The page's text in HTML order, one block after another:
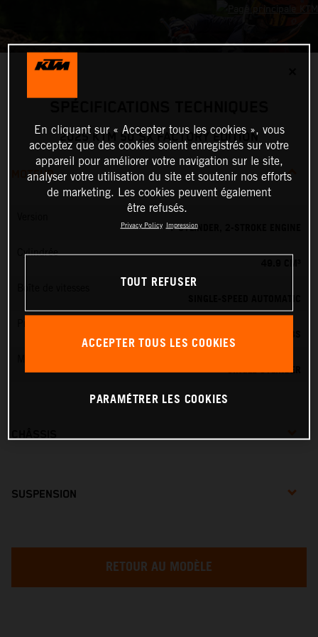
2025 KTM 50 SX FACTORY EDITION
MOTEUR
1-CYLINDER, 2-STROKE ENGINE
Cylindrée
DELL'ORTO PHBG 19 BS
SINGLE CYLINDER
CHÂSSIS
SUSPENSION
RETOUR AU MODÈLE
En cliquant sur « Accepter tous les cookies », vous
acceptez que des cookies soient enregistrés sur votre
appareil pour améliorer votre navigation sur le site,
analyser votre utilisation du site et soutenir nos efforts
de marketing. Les cookies peuvent également
être refusés.
Privacy Policy Impression
TOUT REFUSER
ACCEPTER TOUS LES COOKIES
PARAMÉTRER LES COOKIES